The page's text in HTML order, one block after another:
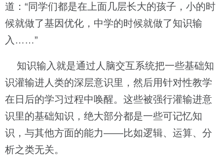
道：“同学们都是在上面几层长大的孩子，小的时
候就做了基因优化，中学的时候就做了知识输
入……”
知识输入就是通过人脑交互系统把一些基础知
识灌输进人类的深层意识里，然后用针对性教学
在日后的学习过程中唤醒。这些被强行灌输进意
识里的基础知识，绝大部分都是一些可记忆知
识，与其他方面的能力——比如逻辑、运算、分
析之类无关。